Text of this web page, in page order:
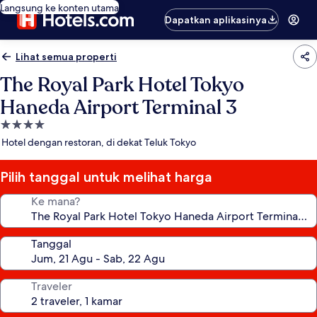
Langsung ke konten utama
Dapatkan aplikasinya
Lihat semua properti
The Royal Park Hotel Tokyo
Haneda Airport Terminal 3
Properti
bintang
Hotel dengan restoran, di dekat Teluk Tokyo
Pilih tanggal untuk melihat harga
Ke mana?
Tanggal
Traveler